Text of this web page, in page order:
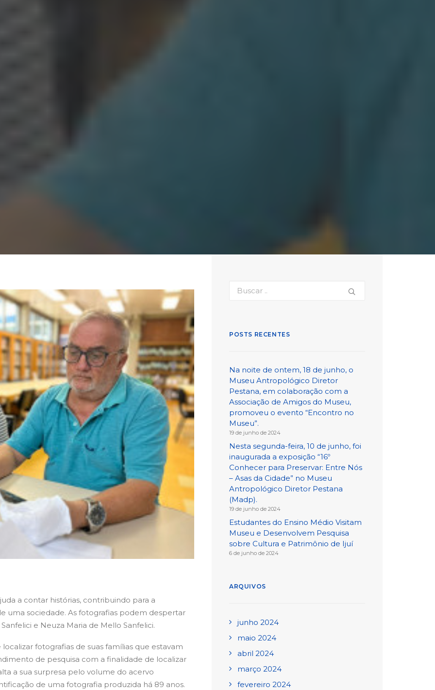
a contar histórias, contribuindo para a
uma sociedade. As fotografias podem despertar
e Neuza Maria de Mello Sanfelici.
fotografias de suas famílias que estavam
de pesquisa com a finalidade de localizar
a sua surpresa pelo volume do acervo
de uma fotografia produzida há 89 anos.
POSTS RECENTES
Na noite de ontem, 18 de junho, o
Museu Antropológico Diretor
Pestana, em colaboração com a
Associação de Amigos do Museu,
promoveu o evento “Encontro no
Museu”.
19 de junho de 2024
Nesta segunda-feira, 10 de junho, foi
inaugurada a exposição “16º
Conhecer para Preservar: Entre Nós
– Asas da Cidade” no Museu
Antropológico Diretor Pestana
(Madp).
19 de junho de 2024
Estudantes do Ensino Médio Visitam
Museu e Desenvolvem Pesquisa
sobre Cultura e Patrimônio de Ijuí
6 de junho de 2024
ARQUIVOS
junho 2024
maio 2024
abril 2024
março 2024
fevereiro 2024